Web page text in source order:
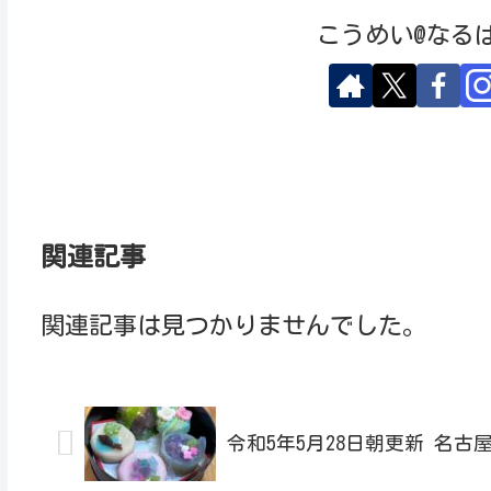
こうめい@なる
関連記事
関連記事は見つかりませんでした。
令和5年5月28日朝更新 名古